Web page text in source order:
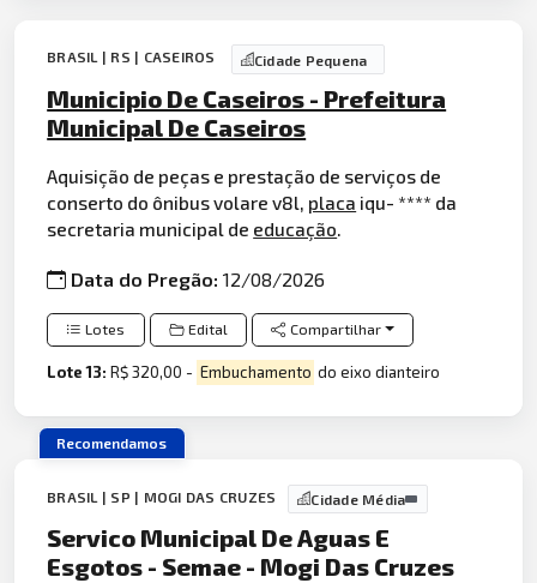
BRASIL | RS | CASEIROS Cidade Pequena
Municipio De Caseiros - Prefeitura
Municipal De Caseiros
Aquisição de peças e prestação de serviços de
conserto do ônibus volare v8l, placa iqu- **** da
secretaria municipal de educação.
Data do Pregão:12/08/2026
Lotes Edital Compartilhar
Lote 13:R$ 320,00 - Embuchamento do eixo dianteiro
Recomendamos
BRASIL | SP | MOGI DAS CRUZES Cidade Média
Servico Municipal De Aguas E
Esgotos - Semae - Mogi Das Cruzes